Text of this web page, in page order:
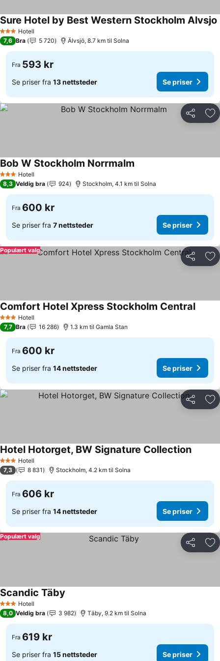
3 StjernerHotell
Sure Hotel by Best Western Stockholm Alvsjo
7,6 Bra 5 720 Älvsjö, 8.7 km til Solna
Fra 593 kr
Se priser fra 13 nettsteder Se priser
Del
3 StjernerHotell
Bob W Stockholm Norrmalm
8,3 Veldig bra 924 Stockholm, 4.1 km til Solna
Fra 600 kr
Se priser fra 7 nettsteder Se priser
Del
Populært valg
3 StjernerHotell
Comfort Hotel Xpress Stockholm CentralSe
7,7 Bra 16 286 1.3 km til Gamla Stan
Fra 600 kr
Se priser fra 14 nettsteder Se priser
Del
3 StjernerHotell
Hotel Hotorget, BW Signature CollectionSe
7,3 8 831 Stockholm, 4.2 km til Solna
Fra 606 kr
Se priser fra 14 nettsteder Se priser
Del
Populært valg
3 StjernerHotell
Scandic Täby
8,0 Veldig bra 3 982 Täby, 9.2 km til Solna
Fra 619 kr
Se priser fra 15 nettsteder Se priser